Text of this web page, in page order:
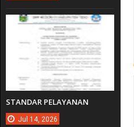
STANDAR PELAYANAN
Jul 14, 2026